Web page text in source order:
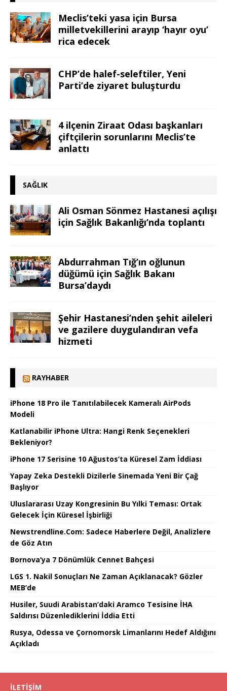
Meclis’teki yasa için Bursa
milletvekillerini arayıp ‘hayır oyu’
rica edecek
CHP’de halef-seleftiler, Yeni
Parti’de ziyaret buluşturdu
4 ilçenin Ziraat Odası başkanları
çiftçilerin sorunlarını Meclis’te
anlattı
SAĞLIK
Ali Osman Sönmez Hastanesi açılışı
için Sağlık Bakanlığı’nda toplantı
Abdurrahman Tığ’ın oğlunun
düğümü için Sağlık Bakanı
Bursa’daydı
Şehir Hastanesi’nden şehit aileleri
ve gazilere duygulandıran vefa
hizmeti
RAYHABER
iPhone 18 Pro ile Tanıtılabilecek Kameralı AirPods
Modeli
Katlanabilir iPhone Ultra: Hangi Renk Seçenekleri
Bekleniyor?
iPhone 17 Serisine 10 Ağustos’ta Küresel Zam İddiası
Yapay Zeka Destekli Dizilerle Sinemada Yeni Bir Çağ
Başlıyor
Uluslararası Uzay Kongresinin Bu Yılki Teması: Ortak
Gelecek İçin Küresel İşbirliği
Newstrendline.Com: Sadece Haberlere Değil, Analizlere
de Göz Atın
Bornova’ya 7 Dönümlük Cennet Bahçesi
LGS 1. Nakil Sonuçları Ne Zaman Açıklanacak? Gözler
MEB’de
Husiler, Suudi Arabistan’daki Aramco Tesisine İHA
Saldırısı Düzenlediklerini İddia Etti
Rusya, Odessa ve Çornomorsk Limanlarını Hedef Aldığını
Açıkladı
İLETIŞIM